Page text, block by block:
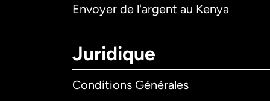
Envoyer de l'argent au Kenya
Juridique
Conditions Générales